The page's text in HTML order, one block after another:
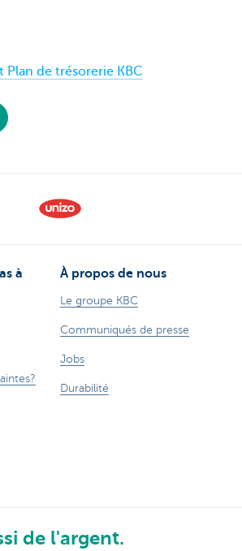
de trésorerie KBC
à
À propos de nous
Le groupe KBC
Communiqués de presse
Jobs
Durabilité
de l'argent.